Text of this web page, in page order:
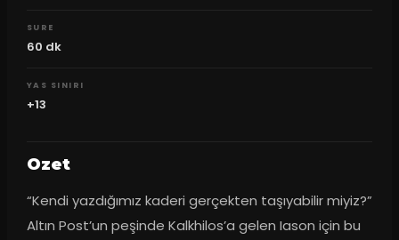
SURE
60 dk
YAS SINIRI
+13
Ozet
“Kendi yazdığımız kaderi gerçekten taşıyabilir miyiz?”
Altın Post’un peşinde Kalkhilos’a gelen Iason için bu